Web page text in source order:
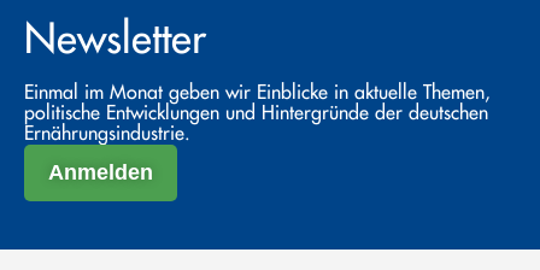
Newsletter
Einmal im Monat geben wir Einblicke in aktuelle Themen,
politische Entwicklungen und Hintergründe der deutschen
Ernährungsindustrie.
Anmelden